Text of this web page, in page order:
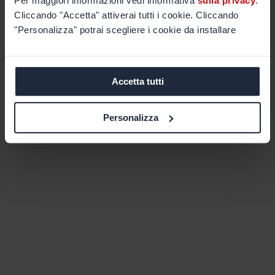
Cliccando "Accetta" attiverai tutti i cookie. Cliccando
"Personalizza" potrai scegliere i cookie da installare
Accetta tutti
Personalizza